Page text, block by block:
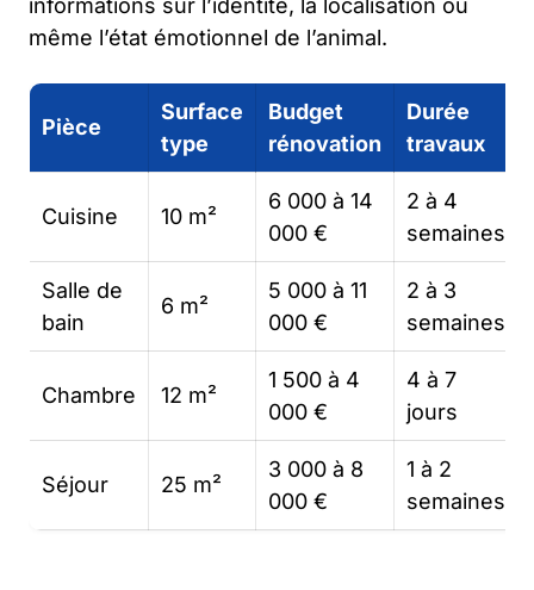
informations sur l’identité, la localisation ou
même l’état émotionnel de l’animal.
Pièce
Surface
type
Budget
rénovation
Durée
travaux
Cuisine 10 m²
6 000 à 14
000 €
2 à 4
semaines
Salle de
bain
6 m²
5 000 à 11
000 €
2 à 3
semaines
Chambre 12 m²
1 500 à 4
000 €
4 à 7
jours
Séjour 25 m²
3 000 à 8
000 €
1 à 2
semaines